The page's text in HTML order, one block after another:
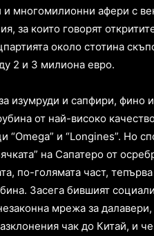
многомилионни афери с
за които говорят
около стотина
2 и 3 милиона евро.
изумруди и сапфири, фино
от най-високо
“Omega” и “Longines”. Но
на Сапатеро от
по-голямата част,
Засега бившият
мрежа за
чак до Китай, и